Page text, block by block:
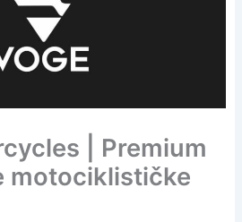
| Premium
motociklističke